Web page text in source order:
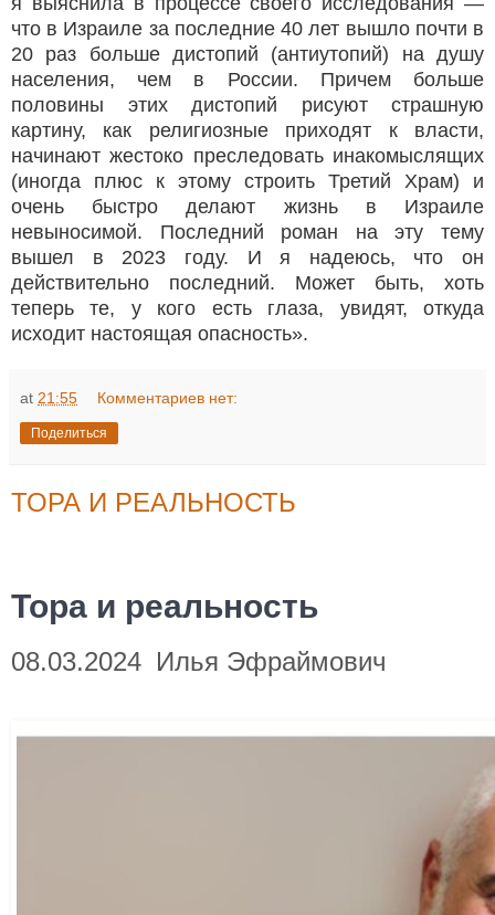
что в Израиле за последние 40 лет вышло почти в
20 раз больше дистопий (антиутопий) на душу
населения, чем в России. Причем больше
половины этих дистопий рисуют страшную
картину, как религиозные приходят к власти,
начинают жестоко преследовать инакомыслящих
(иногда плюс к этому строить Третий Храм) и
очень быстро делают жизнь в Израиле
невыносимой. Последний роман на эту тему
вышел в 2023 году. И я надеюсь, что он
действительно последний. Может быть, хоть
теперь те, у кого есть глаза, увидят, откуда
исходит настоящая опасность».
at 21:55 Комментариев нет:
Поделиться
ТОРА И РЕАЛЬНОСТЬ
Тора и реальность
08.03.2024 Илья Эфраймович
и